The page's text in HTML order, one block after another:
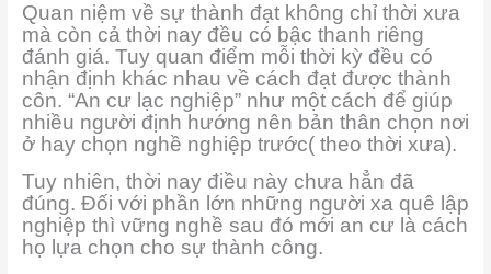
Quan niệm về sự thành đạt không chỉ thời xưa
mà còn cả thời nay đều có bậc thanh riêng
đánh giá. Tuy quan điểm mỗi thời kỳ đều có
nhận định khác nhau về cách đạt được thành
côn. “An cư lạc nghiệp” như một cách để giúp
nhiều người định hướng nên bản thân chọn nơi
ở hay chọn nghề nghiệp trước( theo thời xưa).
Tuy nhiên, thời nay điều này chưa hẳn đã
đúng. Đối với phần lớn những người xa quê lập
nghiệp thì vững nghề sau đó mới an cư là cách
họ lựa chọn cho sự thành công.